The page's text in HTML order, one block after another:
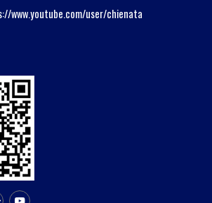
www.youtube.com/user/chienata